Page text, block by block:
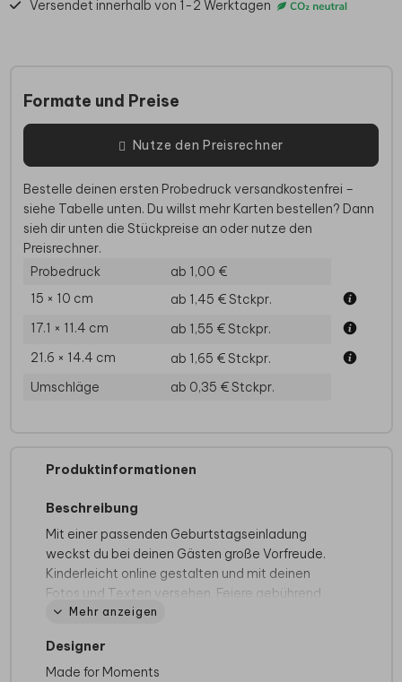
Versendet innerhalb von 1-2 Werktagen
Formate und Preise
Nutze den Preisrechner
Bestelle deinen ersten Probedruck versandkostenfrei –
siehe Tabelle unten. Du willst mehr Karten bestellen? Dann
sieh dir unten die Stückpreise an oder nutze den
Preisrechner.
Probedruck
ab 1,00 €
15 × 10 cm
ab 1,45 €Stckpr.
17.1 × 11.4 cm
ab 1,55 €Stckpr.
21.6 × 14.4 cm
ab 1,65 €Stckpr.
Umschläge
ab 0,35 €Stckpr.
Produktinformationen
Beschreibung
Mit einer passenden Geburtstagseinladung
weckst du bei deinen Gästen große Vorfreude.
Kinderleicht online gestalten und mit deinen
Fotos und Texten versehen. Feiere gebührend
und lade deine Freunde und Verwandten ein mit
dunkle Hintergrund mit Sprenkeln aus Gold
versehen ist, rundet das eigene Foto die Karte
Mehr anzeigen
Designer
Made for Moments